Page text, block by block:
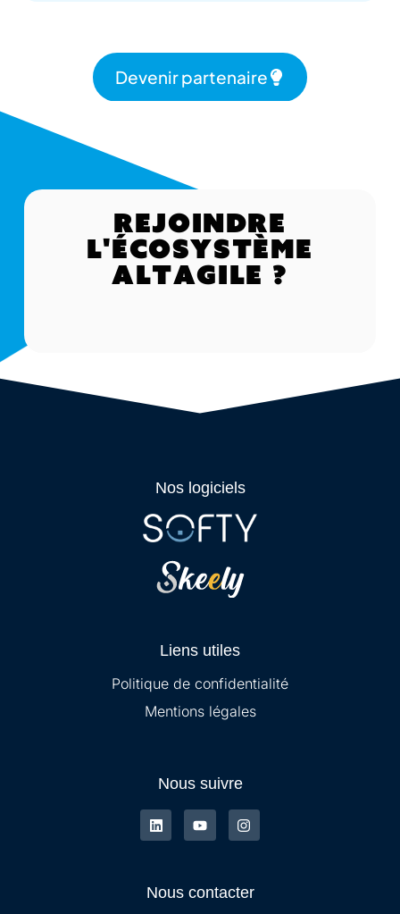
Devenir partenaire
Rejoindre
l'écosystème
Altagile ?
Nos logiciels
Liens utiles
Politique de confidentialité
Mentions légales
Nous suivre
Nous contacter